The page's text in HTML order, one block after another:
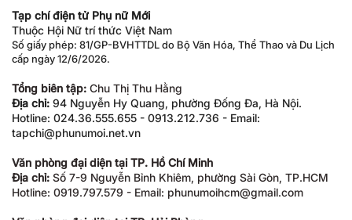
Tạp chí điện tử Phụ nữ Mới
Thuộc Hội Nữ trí thức Việt Nam
Số giấy phép: 81/GP-BVHTTDL do Bộ Văn Hóa, Thể Thao và Du Lịch
cấp ngày 12/6/2026.
Tổng biên tập: Chu Thị Thu Hằng
Địa chỉ: 94 Nguyễn Hy Quang, phường Đống Đa, Hà Nội.
Hotline: 024.36.555.655 - 0913.212.736 - Email:
tapchi@phunumoi.net.vn
Văn phòng đại diện tại TP. Hồ Chí Minh
Địa chỉ: Số 7-9 Nguyễn Bỉnh Khiêm, phường Sài Gòn, TP.HCM
Hotline: 0919.797.579 - Email: phunumoihcm@gmail.com